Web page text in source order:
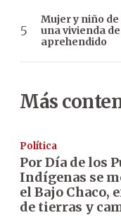
Mujer y niño
una vivienda de
aprehendido
Más
Política
Por Día de los
Indígenas se
el Bajo Chaco,
de tierras y